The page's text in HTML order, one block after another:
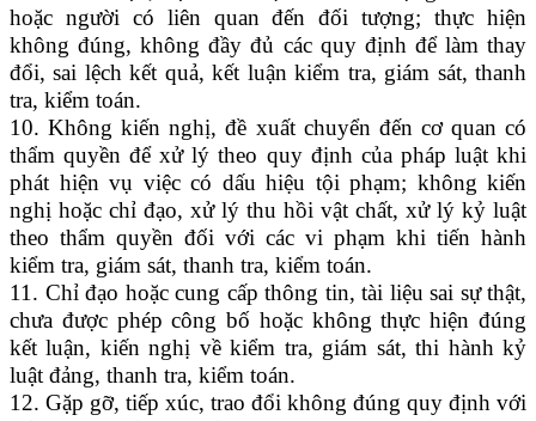
hoặc người có liên quan đến đối tượng; thực hiện
không đúng, không đầy đủ các quy định để làm thay
đổi, sai lệch kết quả, kết luận kiểm tra, giám sát, thanh
tra, kiểm toán.
10. Không kiến nghị, đề xuất chuyển đến cơ quan có
thẩm quyền để xử lý theo quy định của pháp luật khi
phát hiện vụ việc có dấu hiệu tội phạm; không kiến
nghị hoặc chỉ đạo, xử lý thu hồi vật chất, xử lý kỷ luật
theo thẩm quyền đối với các vi phạm khi tiến hành
kiểm tra, giám sát, thanh tra, kiểm toán.
11. Chỉ đạo hoặc cung cấp thông tin, tài liệu sai sự thật,
chưa được phép công bố hoặc không thực hiện đúng
kết luận, kiến nghị về kiểm tra, giám sát, thi hành kỷ
luật đảng, thanh tra, kiểm toán.
12. Gặp gỡ, tiếp xúc, trao đổi không đúng quy định với